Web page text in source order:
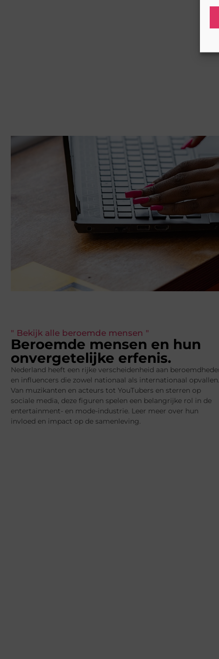
" Bekijk alle beroemde mensen "
Beroemde mensen en hun
onvergetelijke erfenis.
Nederland heeft een rijke verscheidenheid aan
en influencers die zowel nationaal als internationaal opvallen.
Van muzikanten en acteurs tot YouTubers en sterren op
sociale media, deze figuren spelen een belangrijke rol in de
entertainment- en mode-industrie. Leer meer over hun
invloed en impact op de samenleving.